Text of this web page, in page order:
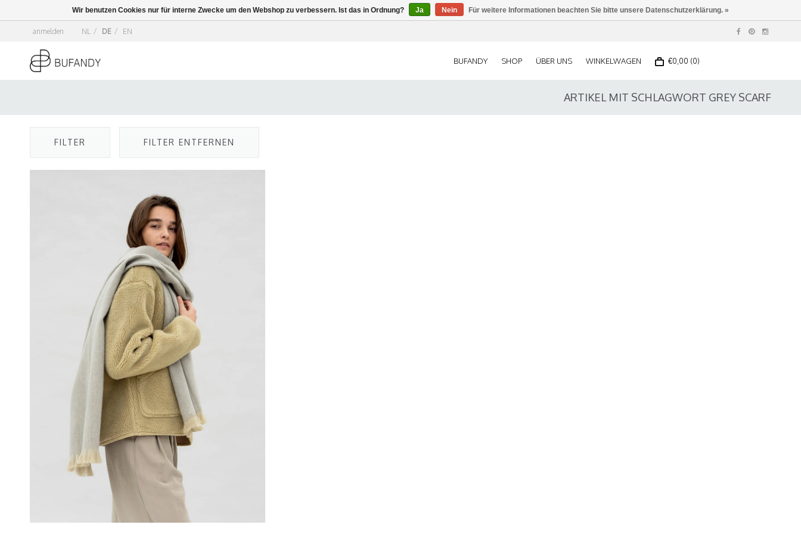
anmelden NL / DE / EN
BUFANDY SHOP ÜBER UNS WINKELWAGEN €0,00 (0)
ARTIKEL MIT SCHLAGWORT GREY SCARF
FILTER FILTER ENTFERNEN
Wir benutzen Cookies nur für interne Zwecke um den Webshop zu verbessern. Ist das in Ordnung? Ja Nein Für weitere Informationen beachten Sie bitte unsere Datenschutzerklärung. »